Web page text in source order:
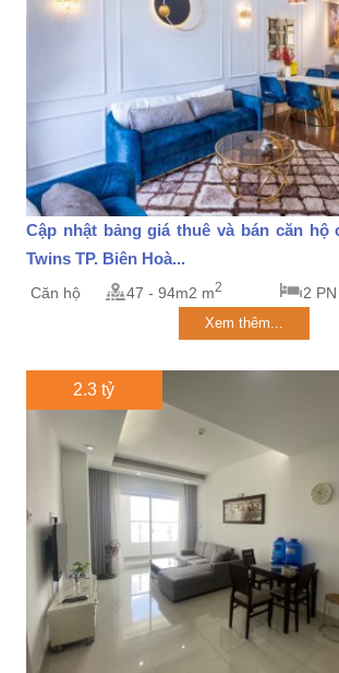
Cập nhật bảng giá thuê và bán căn hộ
Twins TP. Biên Hoà...
Căn hộ 47 - 94m2 m2 2 PN
Xem thêm...
2.3 tỷ